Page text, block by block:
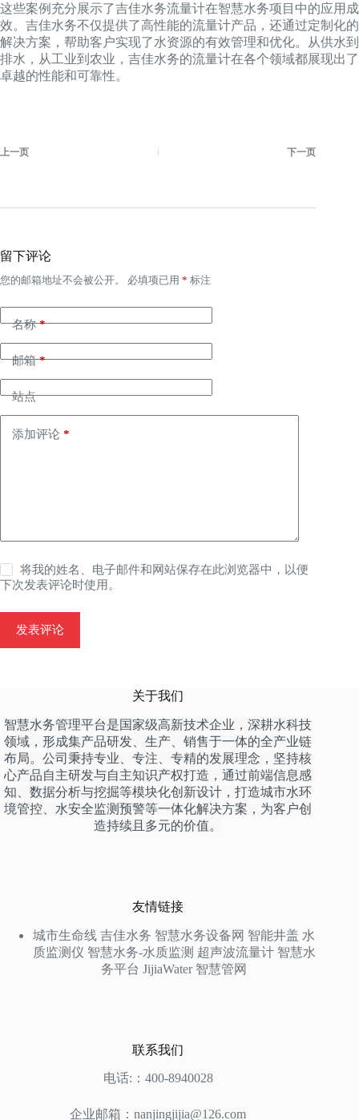
这些案例充分展示了吉佳水务流量计在智慧水务项目中的应用成
效。吉佳水务不仅提供了高性能的流量计产品，还通过定制化的
解决方案，帮助客户实现了水资源的有效管理和优化。从供水到
排水，从工业到农业，吉佳水务的流量计在各个领域都展现出了
卓越的性能和可靠性。
上一页 下一页
留下评论
您的邮箱地址不会被公开。 必填项已用 * 标注
名称*
邮箱*
站点
添加评论 *
将我的姓名、电子邮件和网站保存在此浏览器中，以便
下次发表评论时使用。
发表评论
关于我们
智慧水务管理平台是国家级高新技术企业，深耕水科技
领域，形成集产品研发、生产、销售于一体的全产业链
布局。公司秉持专业、专注、专精的发展理念，坚持核
心产品自主研发与自主知识产权打造，通过前端信息感
知、数据分析与挖掘等模块化创新设计，打造城市水环
境管控、水安全监测预警等一体化解决方案，为客户创
造持续且多元的价值。
友情链接
城市生命线 吉佳水务 智慧水务设备网 智能井盖 水
质监测仪 智慧水务-水质监测 超声波流量计 智慧水
务平台 JijiaWater 智慧管网
联系我们
电话:：400-8940028
企业邮箱：nanjingjijia@126.com